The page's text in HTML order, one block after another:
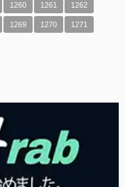
1260 1261 1262
1269 1270 1271